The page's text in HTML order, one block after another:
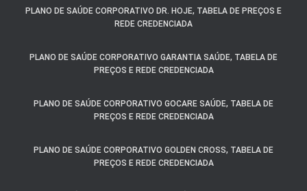
PLANO DE SAÚDE CORPORATIVO DR. HOJE, TABELA DE PREÇOS E
REDE CREDENCIADA
PLANO DE SAÚDE CORPORATIVO GARANTIA SAÚDE, TABELA DE
PREÇOS E REDE CREDENCIADA
PLANO DE SAÚDE CORPORATIVO GOCARE SAÚDE, TABELA DE
PREÇOS E REDE CREDENCIADA
PLANO DE SAÚDE CORPORATIVO GOLDEN CROSS, TABELA DE
PREÇOS E REDE CREDENCIADA